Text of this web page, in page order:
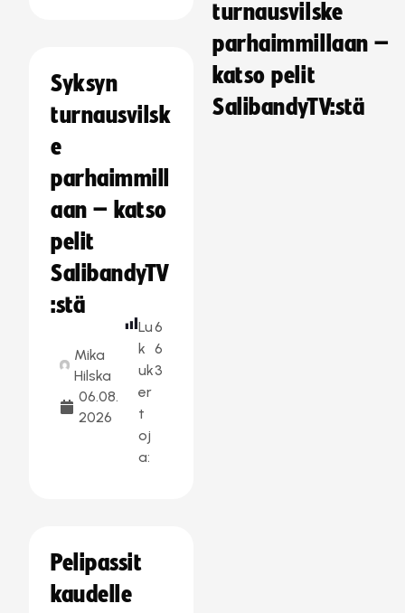
Syksyn
turnausvilsk
e
parhaimmill
aan – katso
pelit
SalibandyTV
:stä
Mika
Hilska
06.08.
2026
Lu
k
uk
er
t
oj
a:
6
6
3
Pelipassit
kaudelle
turnausvilske
parhaimmillaan –
katso pelit
SalibandyTV:stä